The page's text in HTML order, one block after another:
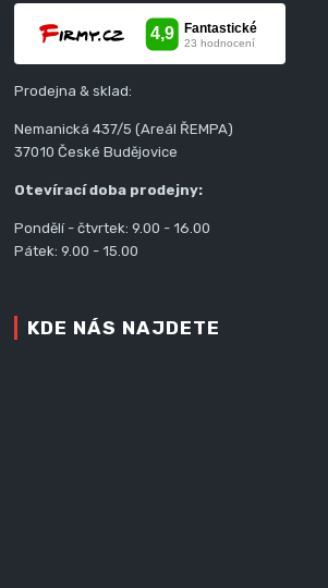
Prodejna & sklad:
Nemanická 437/5 (Areál ŘEMPA)
37010 České Budějovice
Otevírací doba prodejny:
Pondělí - čtvrtek: 9.00 - 16.00
Pátek: 9.00 - 15.00
KDE NÁS NAJDETE